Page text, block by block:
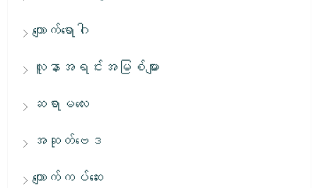
ကျောက်ရောဂါ
လူနာအရင်းအမြစ်များ
ဆရာမလေး
အဆုတ်ဗေဒ
ကျောက်ကပ်ဆေး